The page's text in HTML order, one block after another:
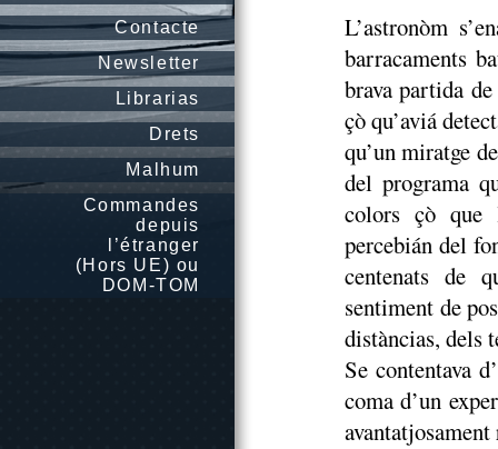
Contacte
Newsletter
Librarias
Drets
Malhum
Commandes
depuis
l’étranger
(Hors UE) ou
DOM-TOM
L’astronòm
barracaments
brava partida
çò qu’aviá
qu’un miratge
del programa
colors çò que
percebián del
centenats de
sentiment de
distàncias, dels
Se contentava
coma d’un